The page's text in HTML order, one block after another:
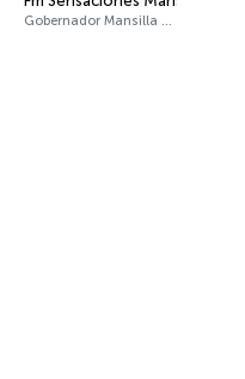
Gobernador Mansilla 100.7 FM